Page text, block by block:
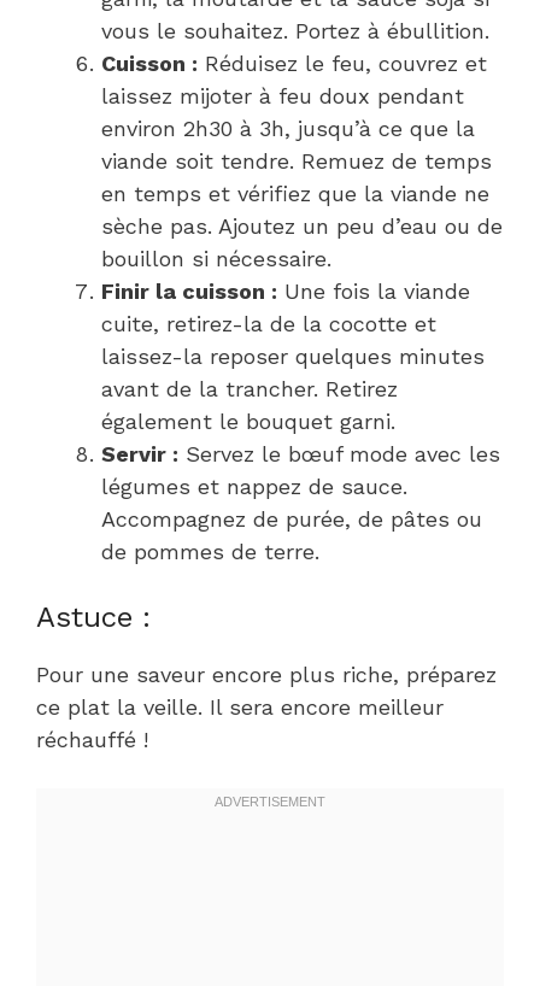
vous le souhaitez. Portez à ébullition.
Cuisson : Réduisez le feu, couvrez et
laissez mijoter à feu doux pendant
environ 2h30 à 3h, jusqu’à ce que la
viande soit tendre. Remuez de temps
en temps et vérifiez que la viande ne
sèche pas. Ajoutez un peu d’eau ou de
bouillon si nécessaire.
Finir la cuisson : Une fois la viande
cuite, retirez-la de la cocotte et
laissez-la reposer quelques minutes
avant de la trancher. Retirez
également le bouquet garni.
Servir : Servez le bœuf mode avec les
légumes et nappez de sauce.
Accompagnez de purée, de pâtes ou
de pommes de terre.
Astuce :
Pour une saveur encore plus riche, préparez
ce plat la veille. Il sera encore meilleur
réchauffé !